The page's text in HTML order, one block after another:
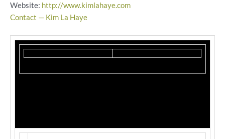
Website: http://www.kimlahaye.com
Contact — Kim La Haye